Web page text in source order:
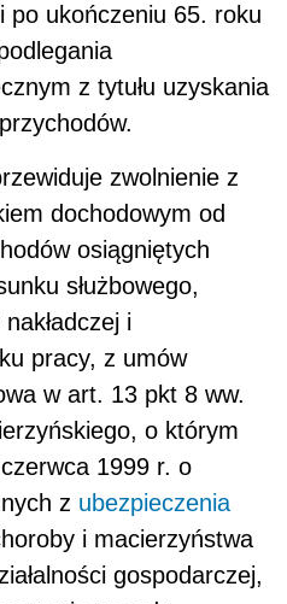
po ukończeniu 65. roku
z tytułu uzyskania
zwolnienie z
dochodowym od
osiągniętych
służbowego,
i
pracy, z umów
w art. 13 pkt 8 ww.
o którym
1999 r. o
z ubezpieczenia
i macierzyństwa
gospodarczej,